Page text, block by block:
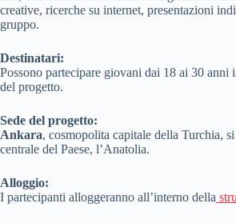
creative, ricerche su internet, presentazioni
gruppo.
Destinatari:
Possono partecipare giovani dai 18 ai 30 anni
del progetto.
Sede del progetto:
Ankara, cosmopolita capitale della Turchia,
centrale del Paese, l’Anatolia.
Alloggio:
I partecipanti alloggeranno all’interno della